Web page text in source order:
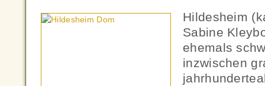
Hildesheim
Sabine
ehemals
inzwischen